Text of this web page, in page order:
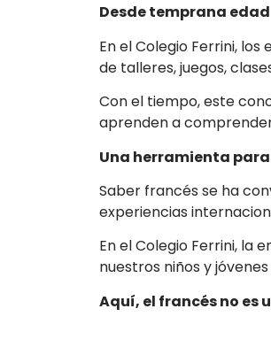
Desde temprana edad
En el Colegio Ferrini,
de talleres, juegos,
Con el tiempo, este
aprenden a
Una herramienta
Saber francés se ha
experiencias
En el Colegio Ferrini, la
nuestros niños y
Aquí, el francés no es